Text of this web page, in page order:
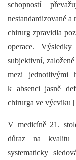
schopností
nestandardizované
chirurg zpravidla
operace.
subjektivní,
mezi jednotlivými
k absenci jasně
chirurga ve výcviku
V medicíně 21.
důraz na kvalitu
systematicky